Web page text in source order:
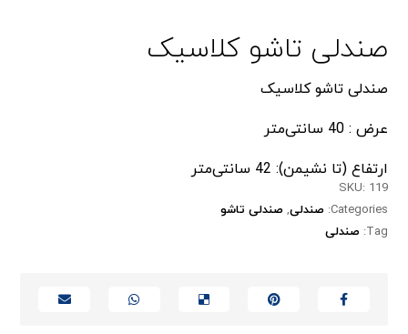
صندلی تاشو کلاسیک
صندلی تاشو کلاسیک
عرض : 40 سانتی‌متر
ارتفاع (تا نشیمن): 42 سانتی‌متر
SKU: 119
Categories: صندلی, صندلی تاشو
Tag: صندلی